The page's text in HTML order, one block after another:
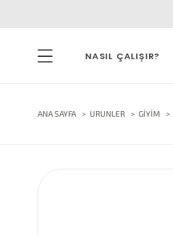
NASIL ÇALIŞIR?
ANA SAYFA URUNLER GIYIM